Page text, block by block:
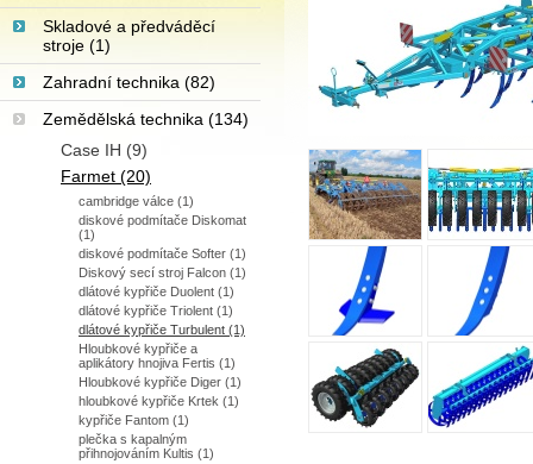
Skladové a předváděcí
stroje (1)
Zahradní technika (82)
Zemědělská technika (134)
Case IH (9)
Farmet (20)
cambridge válce (1)
diskové podmítače Diskomat
(1)
diskové podmítače Softer (1)
Diskový secí stroj Falcon (1)
dlátové kypřiče Duolent (1)
dlátové kypřiče Triolent (1)
dlátové kypřiče Turbulent (1)
Hloubkové kypřiče a
aplikátory hnojiva Fertis (1)
Hloubkové kypřiče Diger (1)
hloubkové kypřiče Krtek (1)
kypřiče Fantom (1)
plečka s kapalným
přihnojováním Kultis (1)